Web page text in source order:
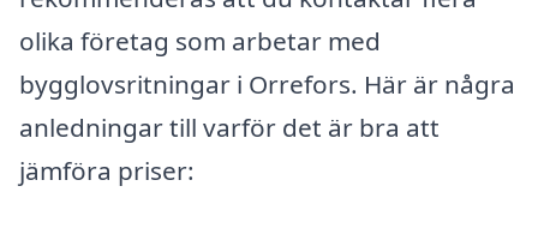
olika företag som arbetar med
bygglovsritningar i Orrefors. Här är några
anledningar till varför det är bra att
jämföra priser: